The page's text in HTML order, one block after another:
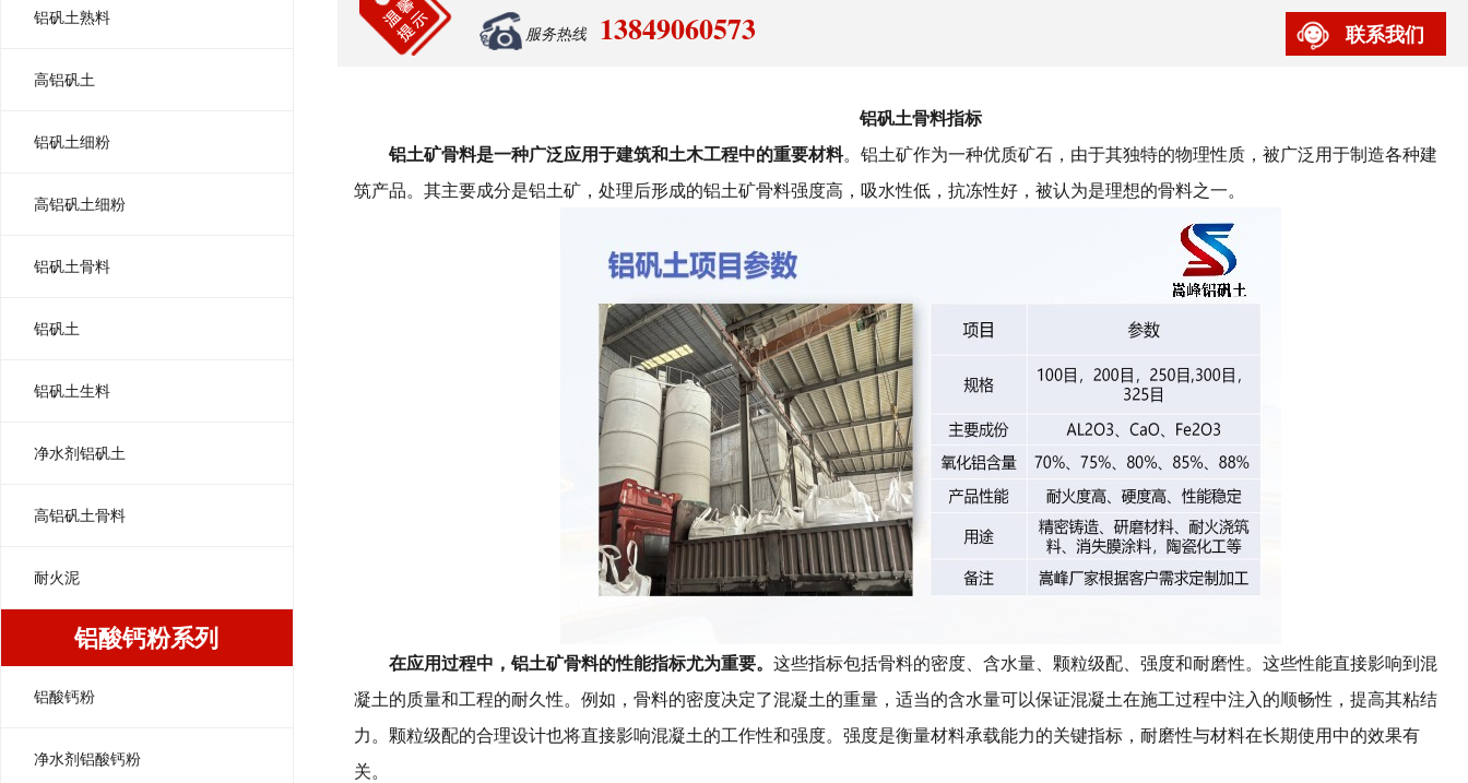
铝矾土熟料
高铝矾土
铝矾土细粉
高铝矾土细粉
铝矾土骨料
铝矾土
铝矾土生料
净水剂铝矾土
高铝矾土骨料
耐火泥
铝酸钙粉系列
铝酸钙粉
净水剂铝酸钙粉
服务热线 13849060573 联系我们
铝矾土骨料指标
铝土矿骨料是一种广泛应用于建筑和土木工程中的重要材料。铝土矿作为一种优质矿石，由于其独特的物理性质，被广泛用于制造各种建
筑产品。其主要成分是铝土矿，处理后形成的铝土矿骨料强度高，吸水性低，抗冻性好，被认为是理想的骨料之一。
在应用过程中，铝土矿骨料的性能指标尤为重要。这些指标包括骨料的密度、含水量、颗粒级配、强度和耐磨性。这些性能直接影响到混
凝土的质量和工程的耐久性。例如，骨料的密度决定了混凝土的重量，适当的含水量可以保证混凝土在施工过程中注入的顺畅性，提高其粘结
力。颗粒级配的合理设计也将直接影响混凝土的工作性和强度。强度是衡量材料承载能力的关键指标，耐磨性与材料在长期使用中的效果有
关。